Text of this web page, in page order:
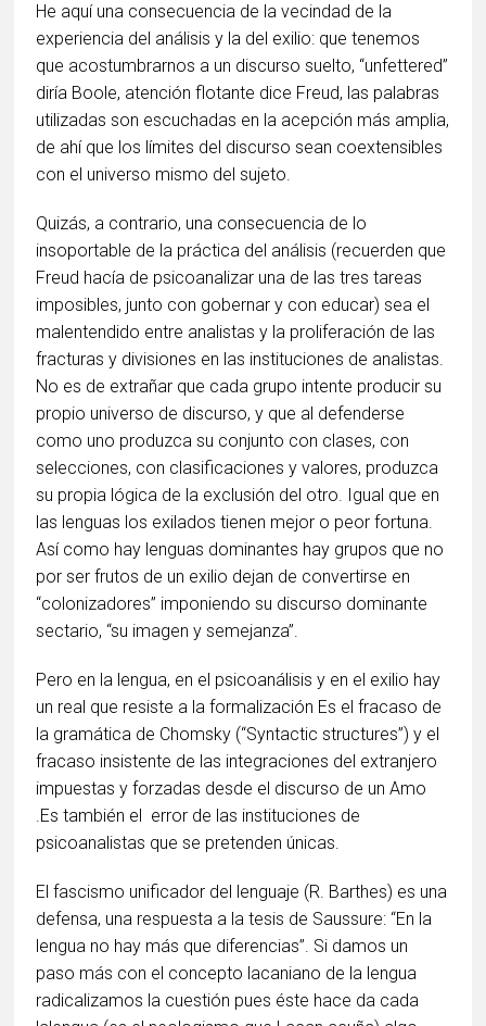
He aquí una consecuencia de la vecindad de la
experiencia del análisis y la del exilio: que tenemos
que acostumbrarnos a un discurso suelto, “unfettered”
diría Boole, atención flotante dice Freud, las palabras
utilizadas son escuchadas en la acepción más amplia,
de ahí que los límites del discurso sean coextensibles
con el universo mismo del sujeto.
Quizás, a contrario, una consecuencia de lo
insoportable de la práctica del análisis (recuerden que
Freud hacía de psicoanalizar una de las tres tareas
imposibles, junto con gobernar y con educar) sea el
malentendido entre analistas y la proliferación de las
fracturas y divisiones en las instituciones de analistas.
No es de extrañar que cada grupo intente producir su
propio universo de discurso, y que al defenderse
como uno produzca su conjunto con clases, con
selecciones, con clasificaciones y valores, produzca
su propia lógica de la exclusión del otro. Igual que en
las lenguas los exilados tienen mejor o peor fortuna.
Así como hay lenguas dominantes hay grupos que no
por ser frutos de un exilio dejan de convertirse en
“colonizadores” imponiendo su discurso dominante
sectario, “su imagen y semejanza”.
Pero en la lengua, en el psicoanálisis y en el exilio hay
un real que resiste a la formalización Es el fracaso de
la gramática de Chomsky (“Syntactic structures”) y el
fracaso insistente de las integraciones del extranjero
impuestas y forzadas desde el discurso de un Amo
.Es también el error de las instituciones de
psicoanalistas que se pretenden únicas.
El fascismo unificador del lenguaje (R. Barthes) es una
defensa, una respuesta a la tesis de Saussure: “En la
lengua no hay más que diferencias”. Si damos un
paso más con el concepto lacaniano de la lengua
radicalizamos la cuestión pues éste hace da cada